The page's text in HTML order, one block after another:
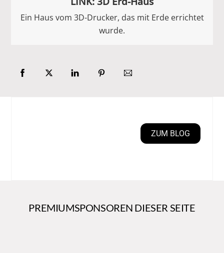
Ein Haus vom 3D-Drucker, das mit Erde errichtet
wurde.
ZUM BLOG
PREMIUMSPONSOREN DIESER SEITE